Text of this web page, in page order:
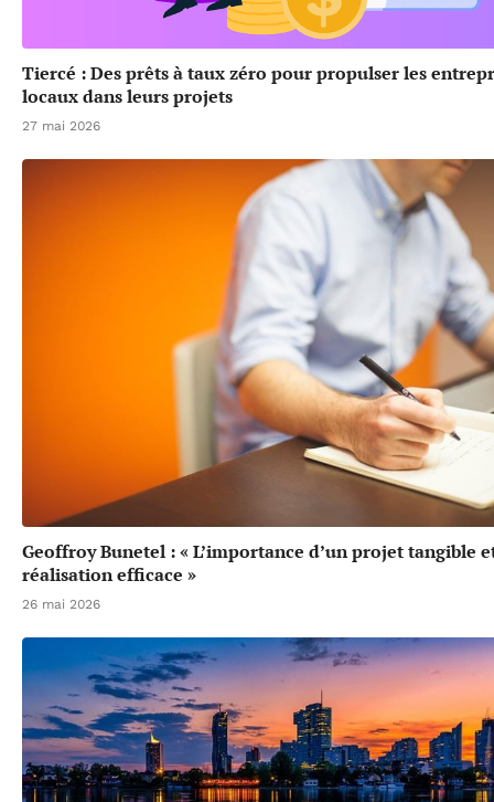
Tiercé : Des prêts à taux zéro pour propulser les
locaux dans leurs projets
27 mai 2026
Geoffroy Bunetel : « L’importance d’un projet tangible
réalisation efficace »
26 mai 2026